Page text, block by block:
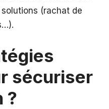
(rachat de
sécuriser
?